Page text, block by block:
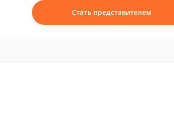
Стать представителем